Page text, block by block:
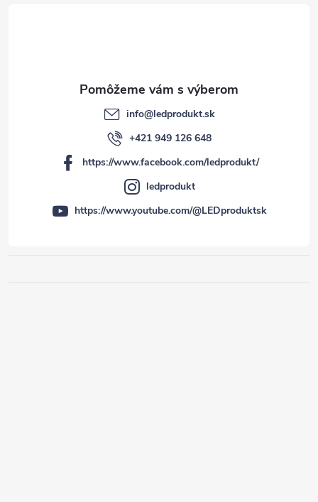
info@ledprodukt.sk
+421 949 126 648
https://www.facebook.com/ledprodukt/
ledprodukt
https://www.youtube.com/@LEDproduktsk